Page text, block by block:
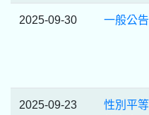
2025-09-30 一般公告
2025-09-23
性別平等